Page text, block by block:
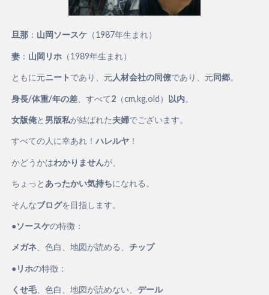
旦那： 山岡ソースケ（1987年生まれ）
妻： 山岡リホ（1989年生まれ）
ともに元ニート であり、元人材会社の同僚であり、元同郷。
身長/体重/年の差、すべて2（cm,kg,old） 以内。
女版俺と 男版私が結ばれた夫婦でございます。
すべての人に幸あれ！ ハレルヤ！
かどうかはわかりませんが、
ちょっと あったかい気持ちになれる。
そんなブログを目指します。
●ソースケの特徴：
メガネ 、色白、地図が読める、 チップ
●リホの特徴：
くせ毛、色白、地図が読めない、 デール